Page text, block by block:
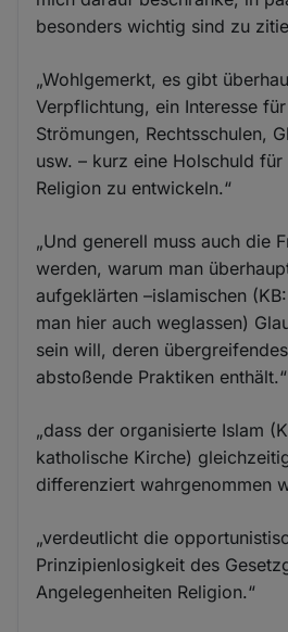
besonders wichtig sind zu
„Wohlgemerkt, es gibt
Verpflichtung, ein Interesse
Strömungen, Rechtsschulen,
usw. – kurz eine Holschuld
Religion zu entwickeln.“
„Und generell muss auch die
werden, warum man
aufgeklärten –islamischen
man hier auch weglassen)
sein will, deren
abstoßende Praktiken enthält.“
„dass der organisierte Islam
katholische Kirche)
differenziert wahrgenommen
„verdeutlicht die
Prinzipienlosigkeit des
Angelegenheiten Religion.“